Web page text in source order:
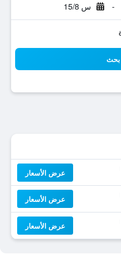
- س 15/8
بحث
عرض الأسعار
عرض الأسعار
عرض الأسعار